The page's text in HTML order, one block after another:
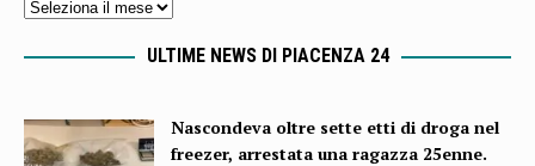
ULTIME NEWS DI PIACENZA 24
Nascondeva oltre sette etti di droga nel
freezer, arrestata una ragazza 25enne.